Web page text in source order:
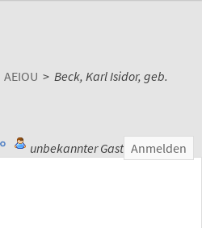
AEIOU > Beck, Karl Isidor, geb.
unbekannter Gast Anmelden